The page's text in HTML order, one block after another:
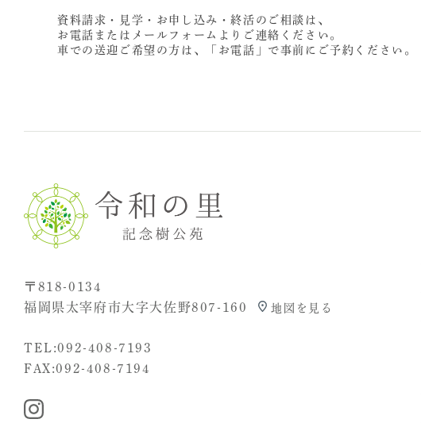
資料請求・見学・お申し込み・終活のご相談は、
お電話またはメールフォームよりご連絡ください。
車での送迎ご希望の方は、「お電話」で事前にご予約ください。
〒818-0134
福岡県太宰府市大字大佐野807-160
地図を見る
TEL:092-408-7193
FAX:092-408-7194